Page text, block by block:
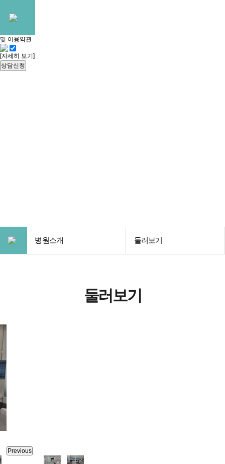
및 이용약관
[자세히 보기]
상담신청
병원소개 둘러보기
둘러보기
Previous